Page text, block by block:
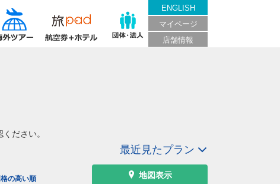
ENGLISH
マイページ
店舗情報
ださい。
最近見たプラン
地図表示
の高い順